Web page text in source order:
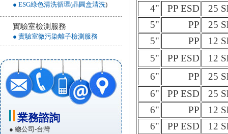
● ESG綠色清洗循環(晶圓盒清洗)
實驗室檢測服務
● 實驗室微污染離子檢測服務
業務諮詢
● 總公司-台灣
4" PP ESD
25
5"
PP
25
5"
PP
12
5"
PP ESD
12
6"
PP
25
6"
PP ESD
25
6"
PP
12
6"
PP ESD 12